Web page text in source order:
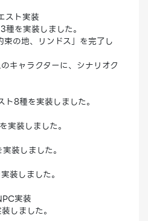
スト実装
種を実装しました。
の地、リンドス」を完了し
ャラクターに、シナリオク
ト8種を実装しました。
実装しました。
装しました。
装しました。
実装
しました。